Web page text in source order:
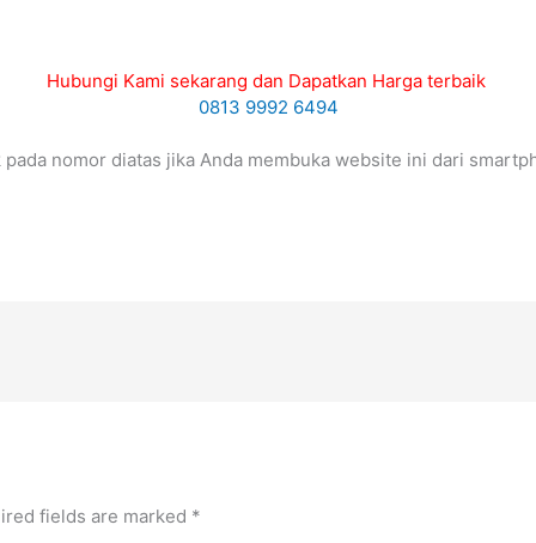
Hubungi Kami sekarang dan Dapatkan Harga terbaik
0813 9992 6494
pada nomor diatas jika Anda membuka website ini dari
fields are marked *